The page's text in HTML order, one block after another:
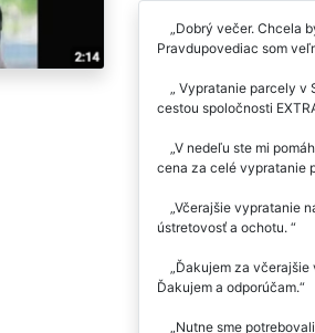
Dobrý večer. Chcela
Pravdupovediac som
Vypratanie parcely v
cestou spoločnosti
V nedeľu ste mi
cena za celé vypratanie
Včerajšie vypratanie
ústretovosť a ochotu.
Ďakujem za včerajšie
Ďakujem a odporúčam.
Nutne sme